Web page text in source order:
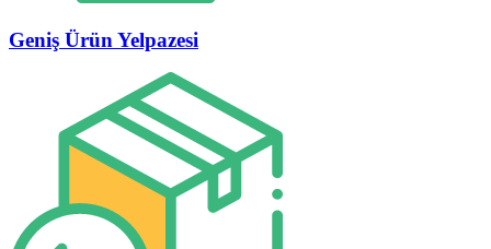
Geniş Ürün Yelpazesi